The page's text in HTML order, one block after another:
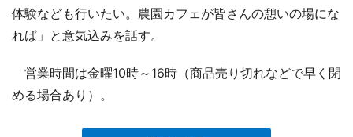
体験なども行いたい。農園カフェが皆さんの憩いの場にな
れば」と意気込みを話す。
営業時間は金曜10時～16時（商品売り切れなどで早く閉
める場合あり）。